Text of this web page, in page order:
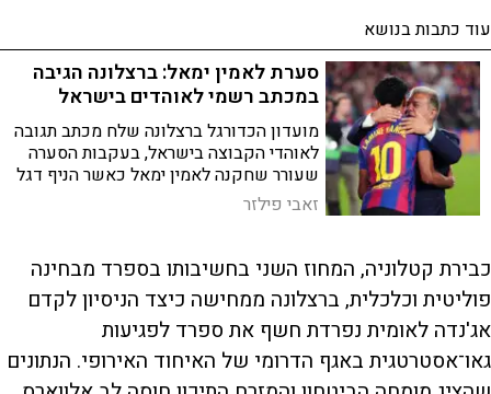
עוד כתבות בנושא
סערת לאמין ימאל: ברצלונה הגיבה
במכתב רשמי לאוהדים בישראל
מועדון הכדורגל ברצלונה שלח מכתב תגובה
לאוהדי הקבוצה בישראל, בעקבות הסערה
שעורר שחקנה לאמין ימאל כאשר הניף דגל
פלסטין בחגיגות האליפות. "אנו מתנערים
ממסרים שמכוונים נגד קהילה, מדינה או
זאבי פילזר
כבירת קטלוניה, המחוז השני בחשיבותו בספרד מבחינה
פוליטית וכלכלית, ברצלונה ממחישה כיצד הניסיון לקדם
אג'נדה לאומית נפרדת חשף את ספרד לפגיעות
גאו־אסטרטגית באגף הדרומי של האיחוד האירופי. הנתונים